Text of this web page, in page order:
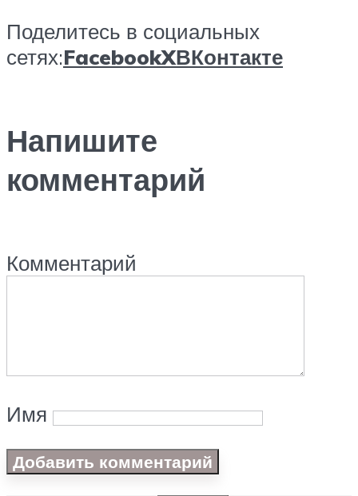
Поделитесь в социальных
сетях:FacebookXВКонтакте
Напишите
комментарий
Комментарий
Имя